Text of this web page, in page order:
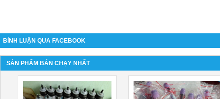
BÌNH LUẬN QUA FACEBOOK
SẢN PHẨM BÁN CHẠY NHẤT